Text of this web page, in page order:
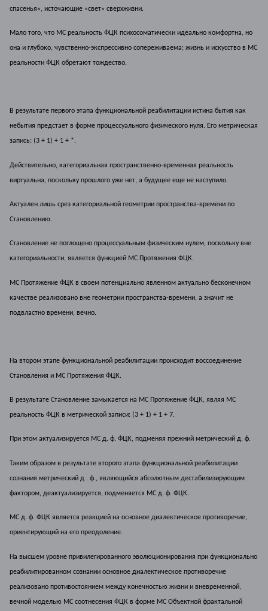
спасенья», источающие «свет» сверхжизни.
Мало того, что МС реальность ФЦК психосоматически идеально комфортна, но
она и глубоко, чувственно-экспрессивно сопереживаема; жизнь и искусство в МС
реальности ФЦК обретают тождество.
В результате первого этапа функциональной реабилитации истина бытия как
небытия предстает в форме процессуального физического нуля. Его метрическая
запись: (3 + 1) + 1 + *.
Действительно, категориальная пространственно-временная реальность
виртуальна, поскольку прошлого уже нет, а будущее еще не наступило.
Актуален лишь срез категориальной геометрии пространства-времени по
Становлению.
Становление не поглощено процессуальным физическим нулем, поскольку вне
категориальности, является функцией МС Протяжения ФЦК.
МС Протяжение ФЦК в своем потенциально явленном актуально бесконечном
качестве реализовано вне геометрии пространства-времени, а значит не
подвластно времени, вечно.
На втором этапе функциональной реабилитации происходит воссоединение
Становления и МС Протяжения ФЦК.
В результате Становление замыкается на МС Протяжение ФЦК, являя МС
реальность ФЦК в метрической записи: (3 + 1) + 1 + 7.
При этом актуализируется МС д. ф. ФЦК, подменяя прежний метрический д. ф.
Таким образом в результате второго этапа функциональной реабилитации
сознания метрический д . ф., являющийся абсолютным дестабилизирующим
фактором, деактуализируется, подменяется МС д. ф. ФЦК.
МС д. ф. ФЦК является реакцией на основное диалектическое противоречие,
ориентирующий на его преодоление.
На высшем уровне привилегированного эволюционирования при функционально
реабилитированном сознании основное диалектическое противоречие
реализовано противостоянием между конечностью жизни и вневременной,
вечной моделью МС соотнесения ФЦК в форме МС Объектной фрактальной